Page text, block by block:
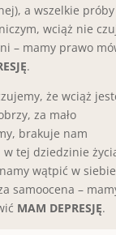
a wszelkie próby
wciąż nie
– mamy prawo
.
że wciąż
za mało
brakuje nam
w tej dziedzinie
wątpić w
samoocena –
MAM DEPRESJĘ.